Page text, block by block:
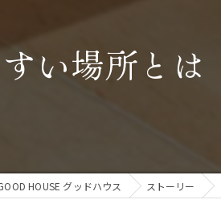
自然素材
い場所とは
HOUSE グッドハウス ストーリー